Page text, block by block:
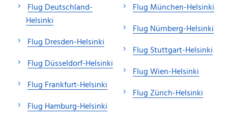
Flug Deutschland-
Helsinki
Flug Dresden-Helsinki
Flug Düsseldorf-Helsinki
Flug Frankfurt-Helsinki
Flug Hamburg-Helsinki
Flug München-Helsinki
Flug Nürnberg-Helsinki
Flug Stuttgart-Helsinki
Flug Wien-Helsinki
Flug Zürich-Helsinki